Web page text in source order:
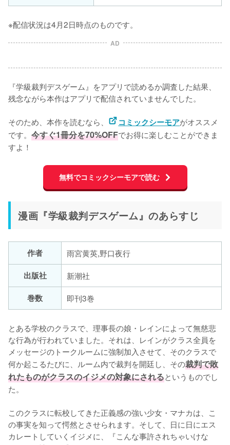
※配信状況は4月2日時点のものです。
AD
『学級裁判デスゲーム』をアプリで読めるか調査した結果、
残念ながら本作はアプリで配信されていませんでした。
そのため、本作を読むなら、 コミックシーモアがオススメ
です。 今すぐ1冊分を70%OFFでお得に楽しむことができま
すよ！
無料でコミックシーモアで読む
漫画『学級裁判デスゲーム』のあらすじ
作者
雨宮黄英,野口夜行
出版社
新潮社
巻数
即刊3巻
とある学校のクラスで、理事長の娘・レインによって無慈悲
な行為が行われていました。それは、レインがクラス全員を
メッセージのトークルームに強制加入させて、そのクラスで
何か起こるたびに、ルーム内で裁判を開廷し、その裁判で敗
れたものがクラスのイジメの対象にされるというものでし
た。
このクラスに転校してきた正義感の強い少女・マナカは、こ
の事実を知って愕然とさせられます。そして、日に日にエス
カレートしていくイジメに、『こんな事許されちゃいけな